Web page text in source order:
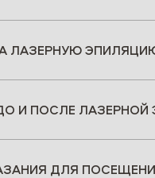
ЛАЗЕРНУЮ
И ПОСЛЕ ЛАЗЕРНОЙ
ДЛЯ